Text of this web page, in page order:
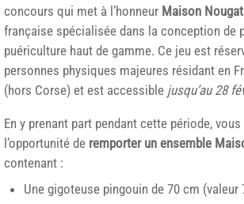
concours qui met à l’honneur Maison
française spécialisée dans la conception de
puériculture haut de gamme. Ce jeu est
personnes physiques majeures résidant en
(hors Corse) et est accessible jusqu’au 28
En y prenant part pendant cette période,
l’opportunité de remporter un ensemble
contenant :
Une gigoteuse pingouin de 70 cm (valeur